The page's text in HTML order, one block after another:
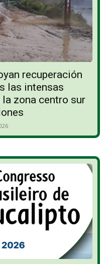
recuperación
las intensas
zona centro sur